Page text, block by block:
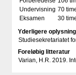
Undervisning 70
Eksamen
30
Yderligere
Studiesekretariatet
Foreløbig litteratur
Varian, H.R. 2019.